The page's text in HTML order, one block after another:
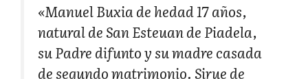
«Manuel Buxia de hedad 17 años,
natural de San Esteuan de Piadela,
su Padre difunto y su madre casada
de segundo matrimonio. Sirue de